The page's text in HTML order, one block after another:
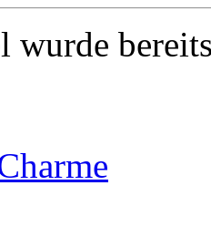
wurde